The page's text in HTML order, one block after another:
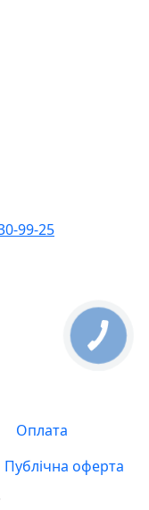
99-25
Оплата
Публічна оферта